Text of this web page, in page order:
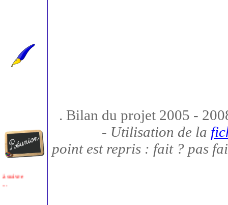
à suivre
. Bilan du projet 2005 -
- Utilisation de la
point est repris : fait ? pas